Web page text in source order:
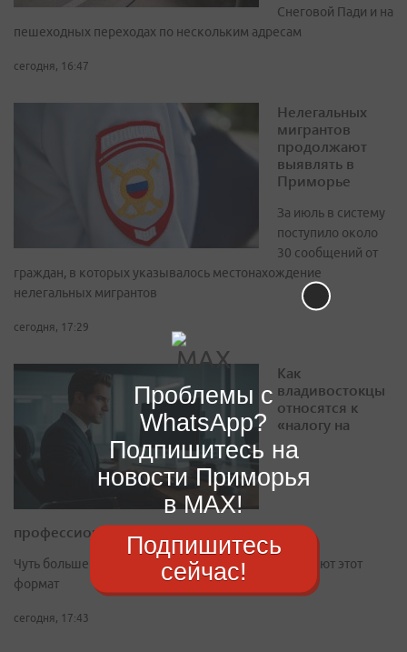
Снеговой Пади и на
пешеходных переходах по нескольким адресам
сегодня, 16:47
Нелегальных
мигрантов
продолжают
выявлять в
Приморье
За июль в систему
поступило около
30 сообщений от
граждан, в которых указывалось местонахождение
нелегальных мигрантов
сегодня, 17:29
Как
владивостокцы
относятся к
«налогу на
профессиональный доход»: опрос
Чуть больше трети опрошенных (36%) поддерживают этот
формат
сегодня, 17:43
Проблемы с
WhatsApp?
Подпишитесь на
новости Приморья
в MAX!
Подпишитесь
сейчас!